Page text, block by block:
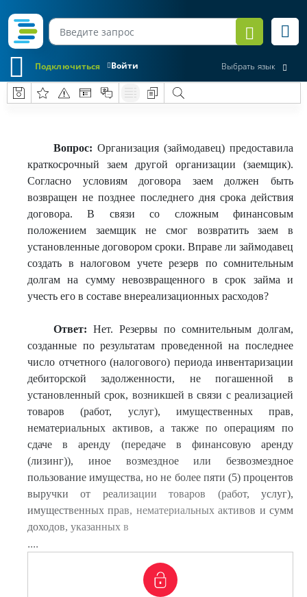
Войти
Подключиться Выбрать язык
Вопрос: Организация (займодавец) предоставила
краткосрочный заем другой организации (заемщик).
Согласно условиям договора заем должен быть
возвращен не позднее последнего дня срока действия
договора. В связи со сложным финансовым
положением заемщик не смог возвратить заем в
установленные договором сроки. Вправе ли займодавец
создать в налоговом учете резерв по сомнительным
долгам на сумму невозвращенного в срок займа и
учесть его в составе внереализационных расходов?
Ответ: Нет. Резервы по сомнительным долгам,
созданные по результатам проведенной на последнее
число отчетного (налогового) периода инвентаризации
дебиторской задолженности, не погашенной в
установленный срок, возникшей в связи с реализацией
товаров (работ, услуг), имущественных прав,
нематериальных активов, а также по операциям по
сдаче в аренду (передаче в финансовую аренду
(лизинг)), иное возмездное или безвозмездное
пользование имущества, но не более пяти (5) процентов
выручки от реализации товаров (работ, услуг),
имущественных прав, нематериальных активов и сумм
доходов, указанных в
....